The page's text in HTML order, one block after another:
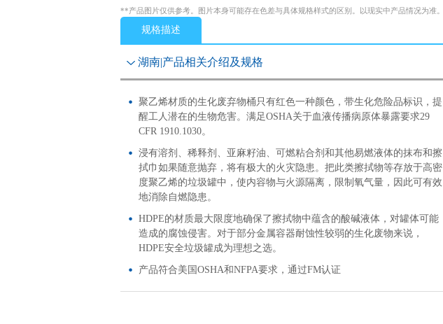
**产品图片仅供参考。图片本身可能存在色差与具体规格样式的区别。以现实中产品情况为准。
规格描述
湖南|产品相关介绍及规格
聚乙烯材质的生化废弃物桶只有红色一种颜色，带生化危险品标识，提
醒工人潜在的生物危害。满足OSHA关于血液传播病原体暴露要求29
CFR 1910.1030。
浸有溶剂、稀释剂、亚麻籽油、可燃粘合剂和其他易燃液体的抹布和擦
拭巾如果随意抛弃，将有极大的火灾隐患。把此类擦拭物等存放于高密
度聚乙烯的垃圾罐中，使内容物与火源隔离，限制氧气量，因此可有效
地消除自燃隐患。
HDPE的材质最大限度地确保了擦拭物中蕴含的酸碱液体，对罐体可能
造成的腐蚀侵害。对于部分金属容器耐蚀性较弱的生化废物来说，
HDPE安全垃圾罐成为理想之选。
产品符合美国OSHA和NFPA要求，通过FM认证